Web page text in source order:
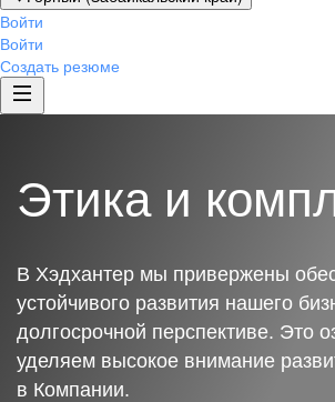
Войти
Войти
Создать резюме
Этика и
В Хэдхантер мы привержены
устойчивого развития нашего
долгосрочной перспективе. Это
уделяем высокое внимание
в Компании.